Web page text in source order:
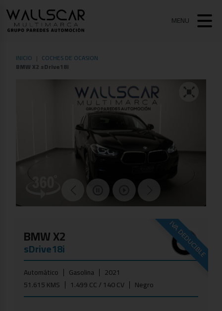
MENU
INICIO COCHES DE OCASION
BMW X2 sDrive18i
IVA DEDUCIBLE
BMW X2
sDrive18i
Automático Gasolina
2021
51.615 KMS
1.499 CC / 140 CV Negro